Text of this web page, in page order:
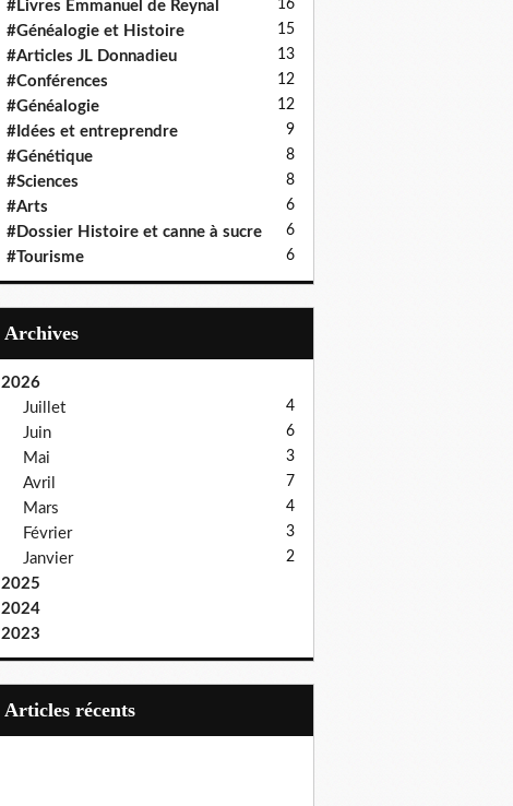
#Livres Emmanuel de Reynal 16
#Généalogie et Histoire 15
#Articles JL Donnadieu 13
#Conférences 12
#Généalogie 12
#Idées et entreprendre 9
#Génétique 8
#Sciences 8
#Arts 6
#Dossier Histoire et canne à sucre 6
#Tourisme 6
Archives
2026
Juillet
4
Juin 6
Mai 3
Avril 7
Mars 4
Février 3
Janvier 2
2025
2024
2023
articles récents